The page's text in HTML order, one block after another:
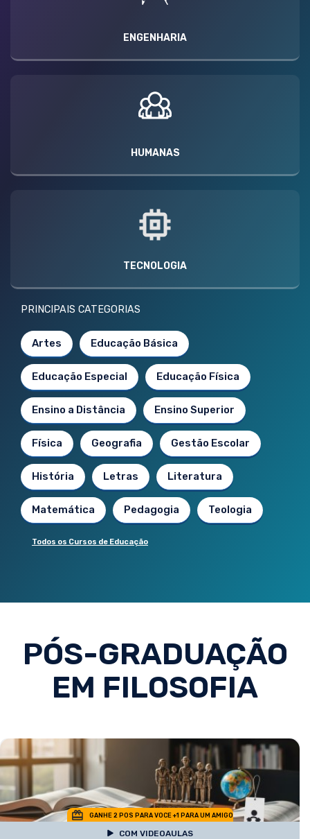
ENGENHARIA
HUMANAS
TECNOLOGIA
PRINCIPAIS CATEGORIAS
Artes Educação Básica
Educação Especial Educação Física
Ensino a Distância Ensino Superior
Física Geografia Gestão Escolar
História Letras Literatura
Matemática Pedagogia Teologia
Todos os Cursos de Educação
PÓS-GRADUAÇÃO
EM FILOSOFIA
GANHE 2 POS PARA VOCE +1 PARA UM AMIGO
COM VIDEOAULAS